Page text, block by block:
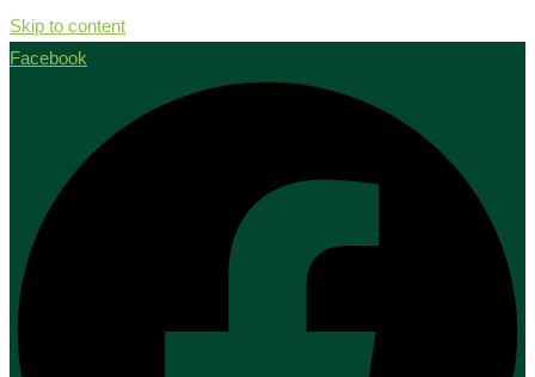
Skip to content
Facebook